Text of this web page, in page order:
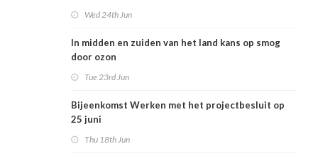
Wed 24th Jun
In midden en zuiden van het land kans op smog
door ozon
Tue 23rd Jun
Bijeenkomst Werken met het projectbesluit op
25 juni
Thu 18th Jun